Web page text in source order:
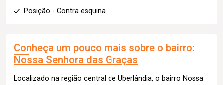
Posição - Contra esquina
Conheça um pouco mais sobre o bairro:
Nossa Senhora das Graças
Localizado na região central de Uberlândia, o bairro Nossa